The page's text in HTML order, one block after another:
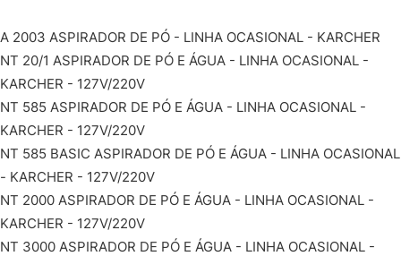
A 2003 ASPIRADOR DE PÓ - LINHA OCASIONAL - KARCHER
NT 20/1 ASPIRADOR DE PÓ E ÁGUA - LINHA OCASIONAL -
KARCHER - 127V/220V
NT 585 ASPIRADOR DE PÓ E ÁGUA - LINHA OCASIONAL -
KARCHER - 127V/220V
NT 585 BASIC ASPIRADOR DE PÓ E ÁGUA - LINHA OCASIONAL
- KARCHER - 127V/220V
NT 2000 ASPIRADOR DE PÓ E ÁGUA - LINHA OCASIONAL -
KARCHER - 127V/220V
NT 3000 ASPIRADOR DE PÓ E ÁGUA - LINHA OCASIONAL -